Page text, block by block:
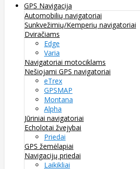
GPS Navigacija
Automobilių navigatoriai
Sunkvežimių/Kemperių navigatoriai
Dviračiams
Edge
Varia
Navigatoriai motociklams
Nešiojami GPS navigatoriai
eTrex
GPSMAP
Montana
Alpha
Jūriniai navigatoriai
Echolotai žvejybai
Priedai
GPS žemėlapiai
Navigacijų priedai
Laikikliai